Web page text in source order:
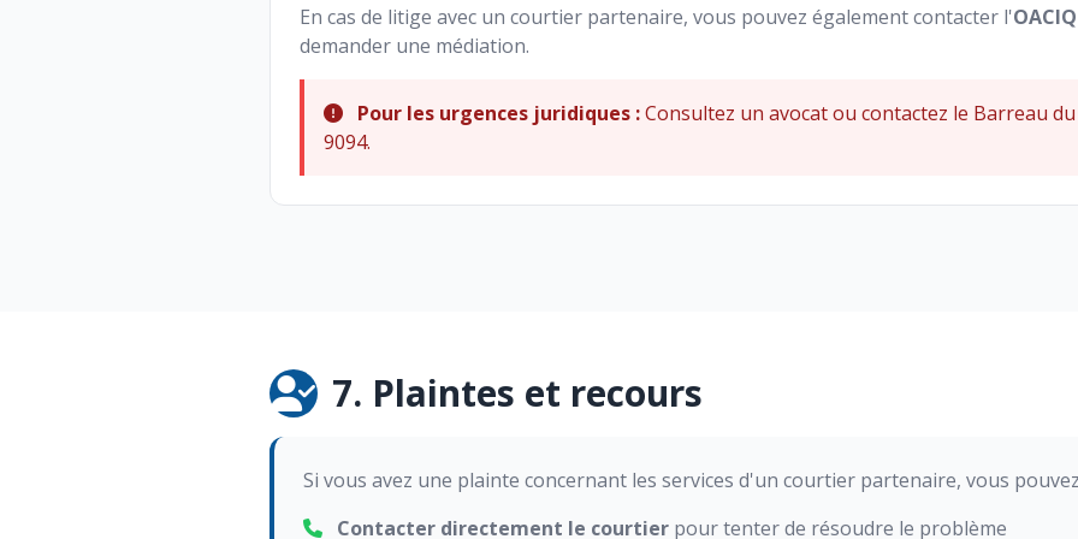
En cas de litige avec un courtier partenaire, vous pouvez également contacter l'OACIQ
demander une médiation.
Pour les urgences juridiques :Consultez un avocat ou contactez le Barreau
9094.
7. Plaintes et recours
Si vous avez une plainte concernant les services d'un courtier partenaire, vous
Contacter directement le courtier pour tenter de résoudre le problème